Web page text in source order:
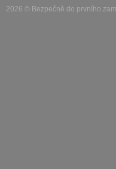
2026 © Bezpečně do prvního